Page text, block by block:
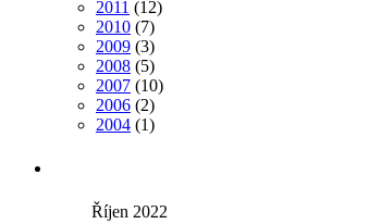
2011 (12)
2010 (7)
2009 (3)
2008 (5)
2007 (10)
2006 (2)
2004 (1)
Říjen 2022